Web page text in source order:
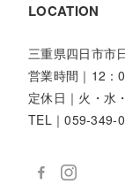
LOCATION
三重県四日市市
営業時間｜12：
定休日｜火・水
TEL｜059-349-